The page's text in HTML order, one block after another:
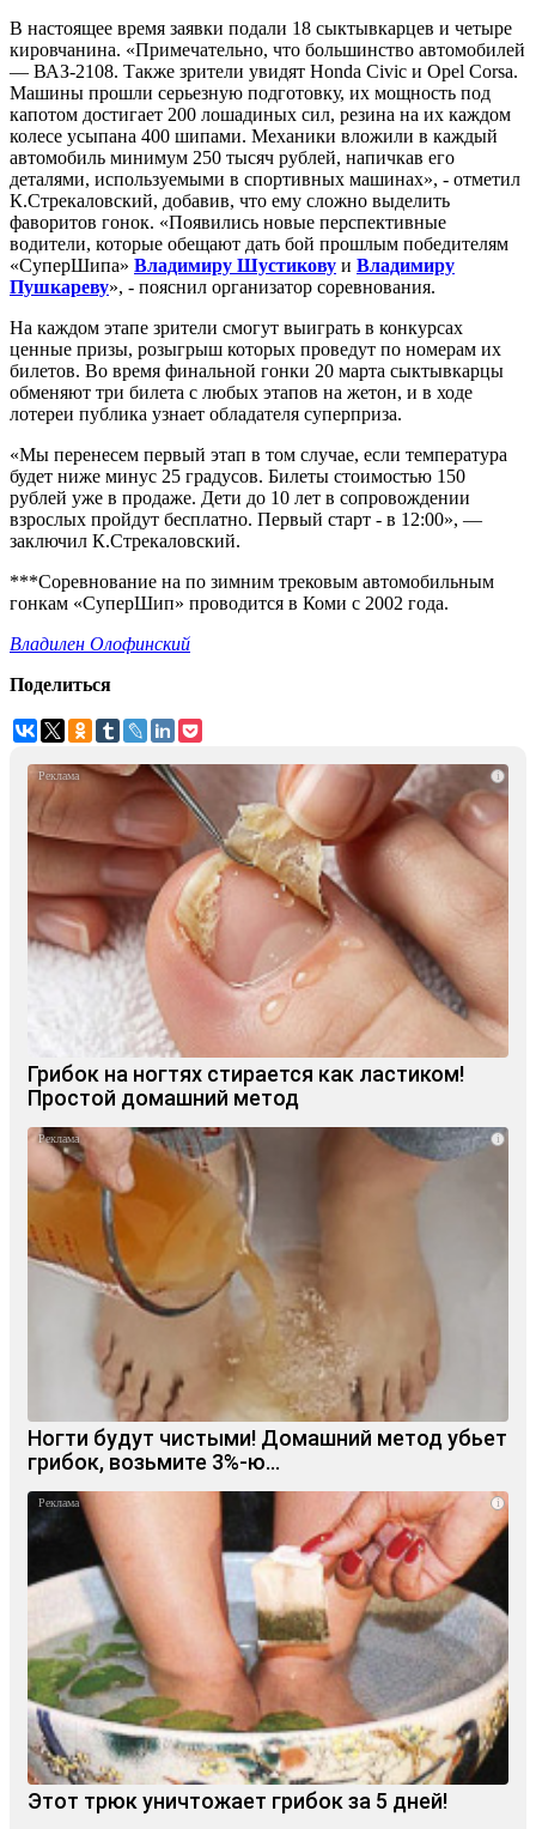
В настоящее время заявки подали 18 сыктывкарцев и четыре
кировчанина. «Примечательно, что большинство автомобилей
— ВАЗ-2108. Также зрители увидят Honda Civic и Opel Corsa.
Машины прошли серьезную подготовку, их мощность под
капотом достигает 200 лошадиных сил, резина на их каждом
колесе усыпана 400 шипами. Механики вложили в каждый
автомобиль минимум 250 тысяч рублей, напичкав его
деталями, используемыми в спортивных машинах», - отметил
К.Стрекаловский, добавив, что ему сложно выделить
фаворитов гонок. «Появились новые перспективные
водители, которые обещают дать бой прошлым победителям
«СуперШипа» Владимиру Шустикову и Владимиру
Пушкареву», - пояснил организатор соревнования.
На каждом этапе зрители смогут выиграть в конкурсах
ценные призы, розыгрыш которых проведут по номерам их
билетов. Во время финальной гонки 20 марта сыктывкарцы
обменяют три билета с любых этапов на жетон, и в ходе
лотереи публика узнает обладателя суперприза.
«Мы перенесем первый этап в том случае, если температура
будет ниже минус 25 градусов. Билеты стоимостью 150
рублей уже в продаже. Дети до 10 лет в сопровождении
взрослых пройдут бесплатно. Первый старт - в 12:00», —
заключил К.Стрекаловский.
***Соревнование на по зимним трековым автомобильным
гонкам «СуперШип» проводится в Коми с 2002 года.
Владилен Олофинский
Поделиться
i
Грибок на ногтях стирается как ластиком!
Простой домашний метод
i
Ногти будут чистыми! Домашний метод убьет
грибок, возьмите 3%-ю…
i
Этот трюк уничтожает грибок за 5 дней!